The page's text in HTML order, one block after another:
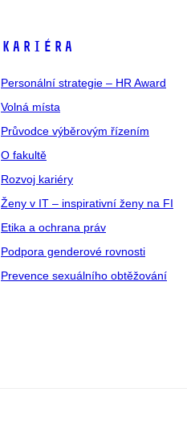
KARIÉRA
Personální strategie – HR Award
Volná místa
Průvodce výběrovým řízením
O fakultě
Rozvoj kariéry
Ženy v IT – inspirativní ženy na FI
Etika a ochrana práv
Podpora genderové rovnosti
Prevence sexuálního obtěžování